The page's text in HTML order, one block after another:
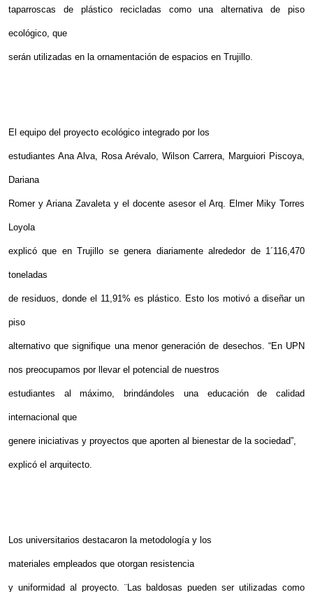
taparroscas de plástico recicladas como una alternativa de piso
ecológico, que
serán utilizadas en la ornamentación de espacios en Trujillo.
El equipo del proyecto ecológico integrado por los
estudiantes Ana Alva, Rosa Arévalo, Wilson Carrera, Marguiori Piscoya,
Dariana
Romer y Ariana Zavaleta y el docente asesor el Arq. Elmer Miky Torres
Loyola
explicó que en Trujillo se genera diariamente alrededor de 1´116,470
toneladas
de residuos, donde el 11,91% es plástico. Esto los motivó a diseñar un
piso
alternativo que signifique una menor generación de desechos. “En UPN
nos preocupamos por llevar el potencial de nuestros
estudiantes al máximo, brindándoles una educación de calidad
internacional que
genere iniciativas y proyectos que aporten al bienestar de la sociedad”,
explicó el arquitecto.
Los universitarios destacaron la metodología y los
materiales empleados que otorgan resistencia
y uniformidad al proyecto. ¨Las baldosas pueden ser utilizadas como